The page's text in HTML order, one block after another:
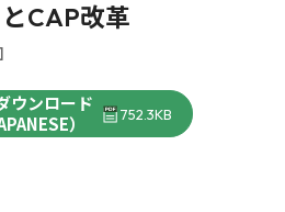
CAP改革
ウンロード
）
752.3KB